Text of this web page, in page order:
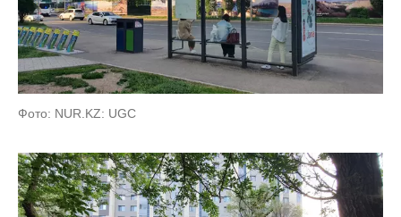
Фото: NUR.KZ: UGC